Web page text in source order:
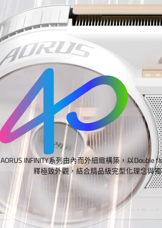
AORUS INFINITY系列由內而外細緻構築，以
釋極致外觀，結合精品級完型化理念與